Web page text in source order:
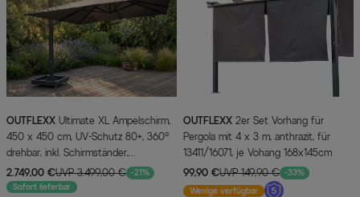
OUTFLEXX
450 x 450 cm, UV-Schutz 80+, 360°
drehbar, inkl. Schirmständer,
Spuncrylic®
2.749,00 €UVP 3.499,00 € -21%
Sofort lieferbar
OUTFLEXX
Pergola mit 4 x 3 m, anthrazit, für
13411/16071, je Vohang 168x145cm
99,90 €UVP 149,90 € -33%
Wenige verfügbar